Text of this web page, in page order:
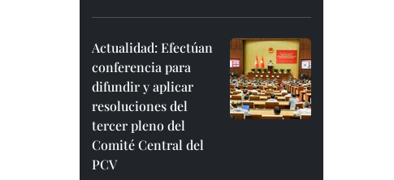
Actualidad: Efectúan
conferencia para
difundir y aplicar
resoluciones del
tercer pleno del
Comité Central del
PCV